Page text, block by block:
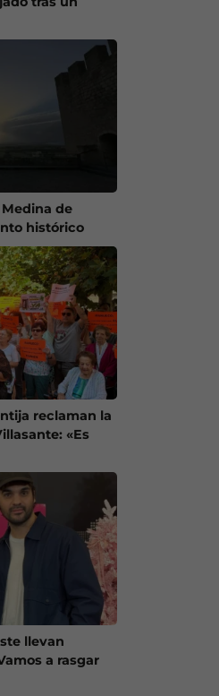
de
histórico
reclaman la
«Es
llevan
a rasgar